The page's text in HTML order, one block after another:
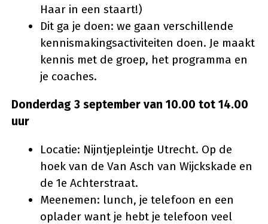
Haar in een staart!)
Dit ga je doen: we gaan verschillende
kennismakingsactiviteiten doen. Je maakt
kennis met de groep, het programma en
je coaches.
Donderdag 3 september van 10.00 tot 14.00
uur
Locatie: Nijntjepleintje Utrecht. Op de
hoek van de Van Asch van Wijckskade en
de 1e Achterstraat.
Meenemen: lunch, je telefoon en een
oplader want je hebt je telefoon veel